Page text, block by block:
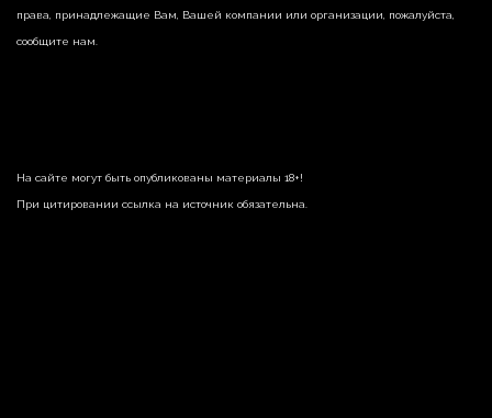
права, принадлежащие Вам, Вашей компании или организации, пожалуйста,
сообщите нам.
На сайте могут быть опубликованы материалы 18+!
При цитировании ссылка на источник обязательна.